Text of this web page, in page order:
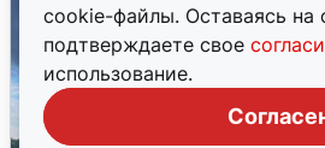
cookie-файлы. Оставаясь на
подтверждаете свое
использование.